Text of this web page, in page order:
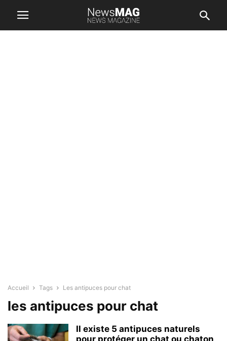
Accueil Tags Les antipuces pour chat
les antipuces pour chat
Il existe 5 antipuces naturels
pour protéger un chat ou chaton